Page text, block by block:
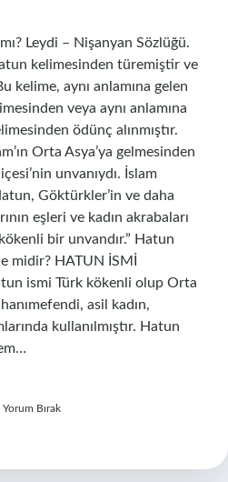
Leydi – Nişanyan Sözlüğü.
kelimesinden türemiştir ve
kelime, aynı anlamına gelen
veya aynı anlamına
ödünç alınmıştır.
Orta Asya’ya gelmesinden
unvanıydı. İslam
Göktürkler’in ve daha
eşleri ve kadın akrabaları
bir unvandır.” Hatun
midir? HATUN İSMİ
ismi Türk kökenli olup Orta
asil kadın,
kullanılmıştır. Hatun
Yorum Bırak